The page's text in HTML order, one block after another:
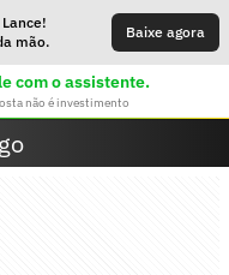
mão.
Baixe agora
com o assistente.
não é investimento